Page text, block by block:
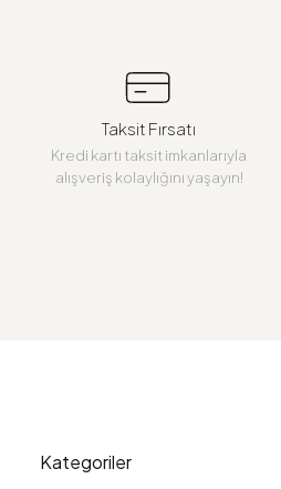
Taksit Fırsatı
Kredi kartı taksit imkanlarıyla
alışveriş kolaylığını yaşayın!
Kategoriler